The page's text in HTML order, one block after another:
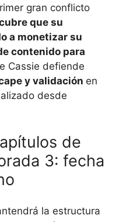
gran conflicto
que su
a monetizar su
contenido para
Cassie defiende
y validación en
desde
de
3: fecha
la estructura